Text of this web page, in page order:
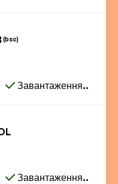
(bsc)
Завантаження..
Завантаження..